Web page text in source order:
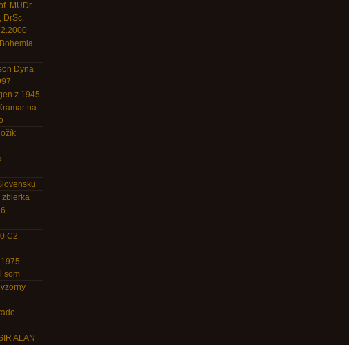
MUDr.
DrSc.
Dyna
z 1945
na
zbierka
C2
1975 -
som
vzorny
ALAN